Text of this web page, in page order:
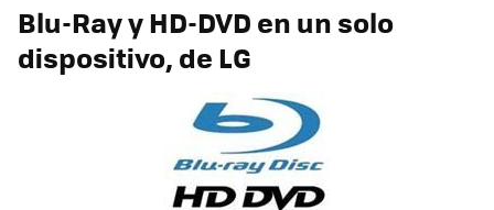
Blu-Ray y HD-DVD en un solo
dispositivo, de LG